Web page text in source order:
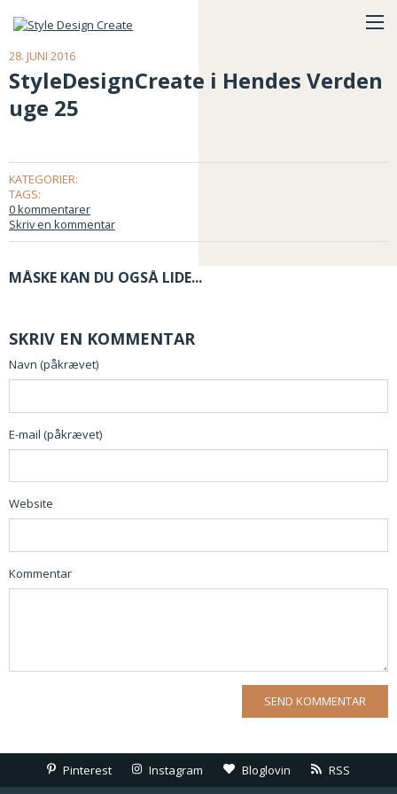
28. JUNI 2016
StyleDesignCreate i Hendes Verden
uge 25
KATEGORIER:
TAGS:
0 kommentarer
Skriv en kommentar
MÅSKE KAN DU OGSÅ LIDE...
SKRIV EN KOMMENTAR
Navn (påkrævet)
E-mail (påkrævet)
Website
Kommentar
Pinterest Instagram Bloglovin RSS